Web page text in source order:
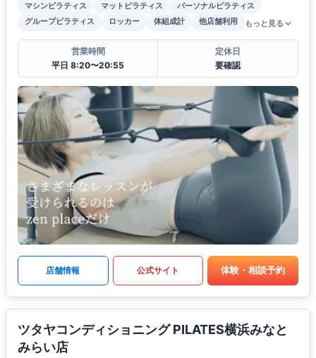
マシンピラティス マットピラティス
パーソナルピラティス
グループピラティス
ロッカー 体組成計 他店舗利用 もっと見る
営業時間
平日 8:20〜20:55
定休日
要確認
店舗情報 公式サイト 体験・相談予約
ツタヤコンディショニング PILATES横浜みなと
みらい店